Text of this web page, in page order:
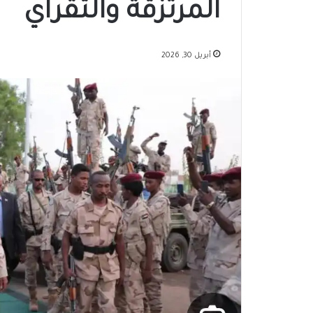
المرتزقة والتقراي
أبريل 30, 2026